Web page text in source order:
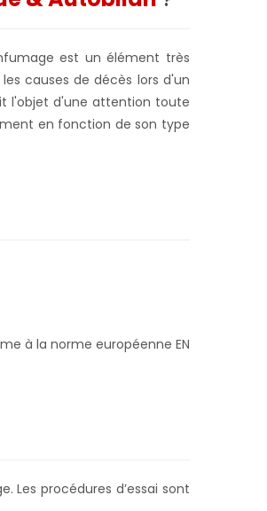
est un élément très
causes de décès lors d'un
l'objet d'une attention toute
en fonction de son type
à la norme européenne EN
Les procédures d’essai sont